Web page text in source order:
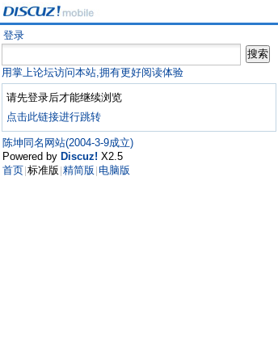
登录
用掌上论坛访问本站,拥有更好阅读体验
请先登录后才能继续浏览
点击此链接进行跳转
陈坤同名网站(2004-3-9成立)
Powered by Discuz! X2.5
首页 标准版 精简版 电脑版